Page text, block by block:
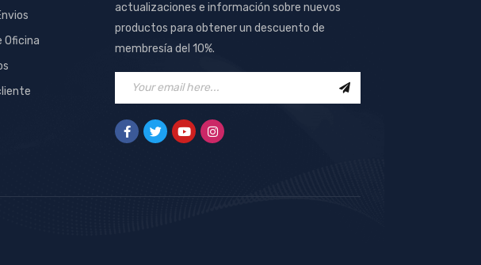
Oficina
actualizaciones e información sobre nuevos
productos para obtener un descuento de
membresía del 10%.